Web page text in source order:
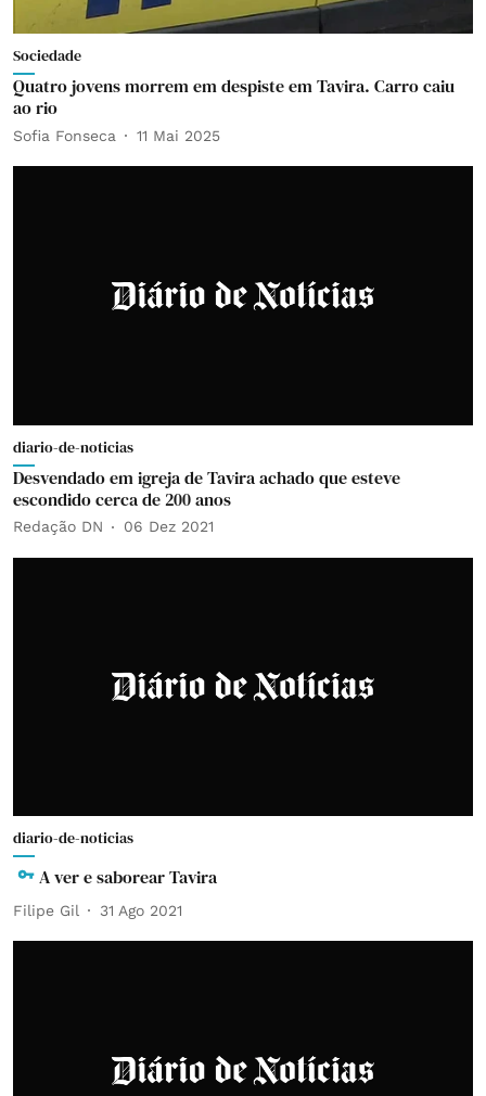
Sociedade
Quatro jovens morrem em despiste em Tavira. Carro caiu
ao rio
Sofia Fonseca 11 Mai 2025
diario-de-noticias
Desvendado em igreja de Tavira achado que esteve
escondido cerca de 200 anos
Redação DN 06 Dez 2021
diario-de-noticias
A ver e saborear Tavira
Filipe Gil 31 Ago 2021